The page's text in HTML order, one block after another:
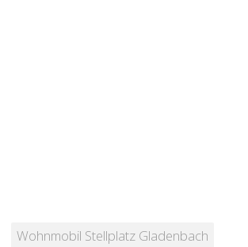
Wohnmobil Stellplatz Gladenbach